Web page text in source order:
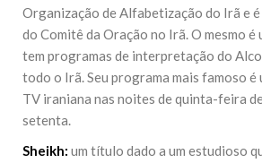
Organização de Alfabetização do Irã e
do Comitê da Oração no Irã. O mesmo é
tem programas de interpretação do
todo o Irã. Seu programa mais famoso é
TV iraniana nas noites de quinta-feira
setenta.
Sheikh: um título dado a um estudioso